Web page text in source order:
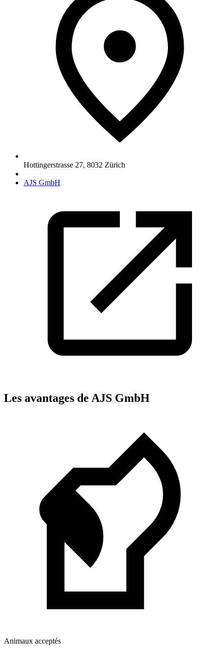
Hottingerstrasse 27, 8032 Zürich
AJS GmbH
Les avantages de AJS GmbH
Animaux acceptés